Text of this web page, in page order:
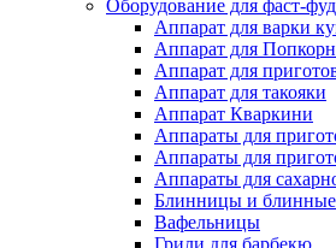
Оборудование для фаст-
Аппарат для варки
Аппарат для
Аппарат для
Аппарат для такояки
Аппарат Кваркини
Аппараты для
Аппараты для
Аппараты для
Блинницы и блинные
Вафельницы
Грили для барбекю